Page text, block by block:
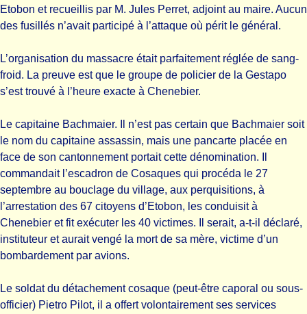
Etobon et recueillis par M. Jules Perret, adjoint au maire. Aucun
des fusillés n’avait participé à l’attaque où périt le général.
L’organisation du massacre était parfaitement réglée de sang-
froid. La preuve est que le groupe de policier de la Gestapo
s’est trouvé à l’heure exacte à Chenebier.
Le capitaine Bachmaier. Il n’est pas certain que Bachmaier soit
le nom du capitaine assassin, mais une pancarte placée en
face de son cantonnement portait cette dénomination. Il
commandait l’escadron de Cosaques qui procéda le 27
septembre au bouclage du village, aux perquisitions, à
l’arrestation des 67 citoyens d’Etobon, les conduisit à
Chenebier et fit exécuter les 40 victimes. Il serait, a-t-il déclaré,
instituteur et aurait vengé la mort de sa mère, victime d’un
bombardement par avions.
Le soldat du détachement cosaque (peut-être caporal ou sous-
officier) Pietro Pilot, il a offert volontairement ses services